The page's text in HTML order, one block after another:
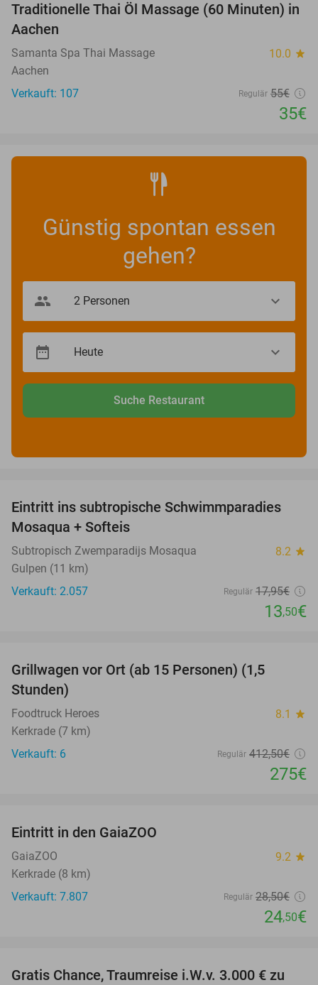
36%
Traditionelle Thai Öl Massage (60 Minuten) in
Aachen
Samanta Spa Thai Massage 10.0 star
Aachen
Verkauft: 107
Regulär 55€
35€
Günstig spontan essen
gehen?
Suche Restaurant
25%
Eintritt ins subtropische Schwimmparadies
Mosaqua + Softeis
Subtropisch Zwemparadijs Mosaqua 8.2 star
Gulpen (11 km)
Verkauft: 2.057
Regulär 17,95€
13,50€
Grillwagen vor Ort (ab 15 Personen) (1,5
Stunden)
Foodtruck Heroes 8.1 star
Kerkrade (7 km)
Verkauft: 6
Regulär 412,50€
275€
Eintritt in den GaiaZOO
GaiaZOO 9.2 star
Kerkrade (8 km)
Verkauft: 7.807
Regulär 28,50€
24,50€
Gratis Chance, Traumreise i.W.v. 3.000 € zu